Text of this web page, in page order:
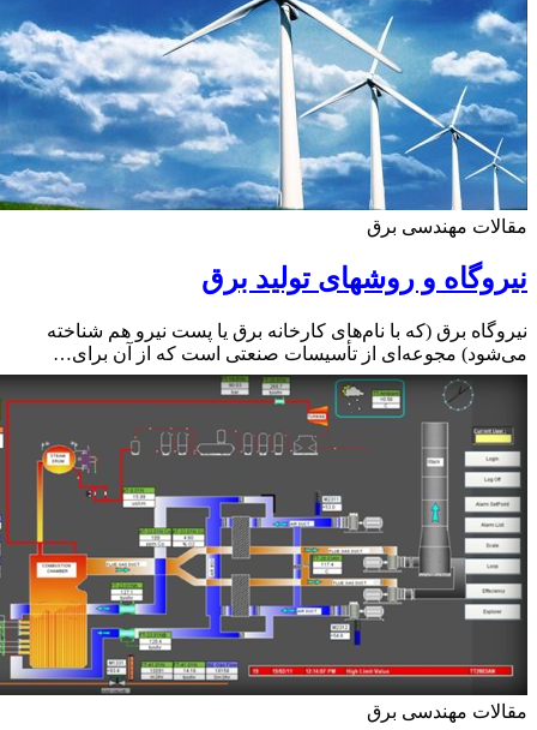
مهندسی برق
و روشهای تولید برق
برق (که با نام‌های کارخانه برق یا پست نیرو هم شناخته
مجوعه‌ای از تأسیسات صنعتی است که از آن برای…
مهندسی برق